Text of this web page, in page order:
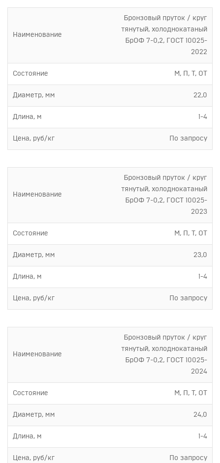
Наименование
Бронзовый пруток / круг
тянутый, холоднокатаный
БрОФ 7-0,2, ГОСТ 10025-
2022
Состояние М, П, Т, ОТ
Диаметр, мм 22,0
Длина, м 1-4
Цена, руб/кг По запросу
Наименование
Бронзовый пруток / круг
тянутый, холоднокатаный
БрОФ 7-0,2, ГОСТ 10025-
2023
Состояние М, П, Т, ОТ
Диаметр, мм 23,0
Длина, м 1-4
Цена, руб/кг По запросу
Наименование
Бронзовый пруток / круг
тянутый, холоднокатаный
БрОФ 7-0,2, ГОСТ 10025-
2024
Состояние М, П, Т, ОТ
Диаметр, мм 24,0
Длина, м 1-4
Цена, руб/кг По запросу